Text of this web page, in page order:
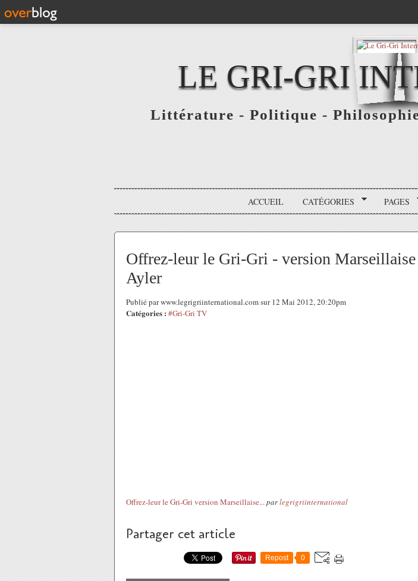
LE GRI-GRI
Littérature - Politique -
ACCUEIL CATÉGORIES PAGES
Offrez-leur le Gri-Gri - version
Ayler
Publié par www.legrigriinternational.com sur 12 Mai 2012, 20:20pm
Catégories : #Gri-Gri TV
Offrez-leur le Gri-Gri version Marseillaise...parlegrigriinternational
Partager cet article
Repost 0